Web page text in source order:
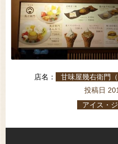
店名： 甘味屋幾右衛門
投稿日
アイス・